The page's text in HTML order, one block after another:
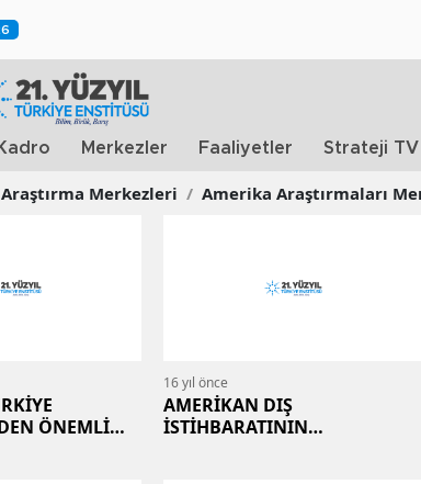
Kadro Merkezler Faaliyetler Strateji TV
Merkezleri / Amerika Araştırmaları
ÖNEMLİ
16 yıl önce
AMERİKAN DIŞ
İSTİHBARATININ